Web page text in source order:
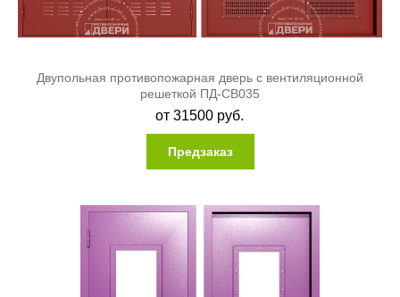
Двупольная противопожарная дверь с вентиляционной
решеткой ПД-СВ035
от31500 руб.
Предзаказ